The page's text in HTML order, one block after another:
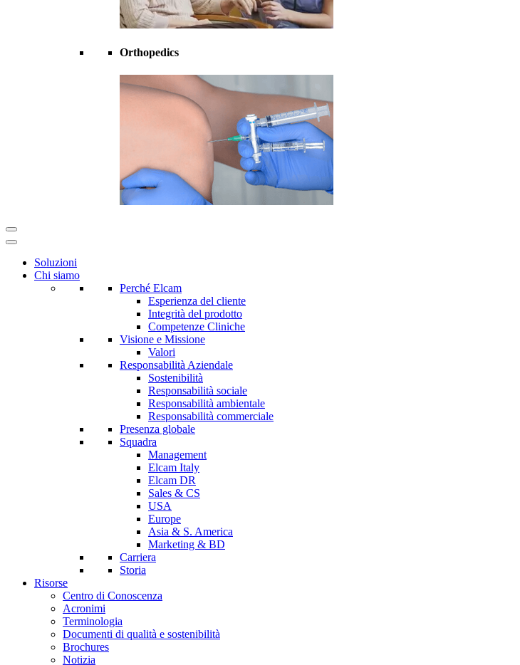
Orthopedics
Soluzioni
Chi siamo
Perché Elcam
Esperienza del cliente
Integrità del prodotto
Competenze Cliniche
Visione e Missione
Valori
Responsabilità Aziendale
Sostenibilità
Responsabilità sociale
Responsabilità ambientale
Responsabilità commerciale
Presenza globale
Squadra
Management
Elcam Italy
Elcam DR
Sales & CS
USA
Europe
Asia & S. America
Marketing & BD
Carriera
Storia
Risorse
Centro di Conoscenza
Acronimi
Terminologia
Documenti di qualità e sostenibilità
Brochures
Notizia